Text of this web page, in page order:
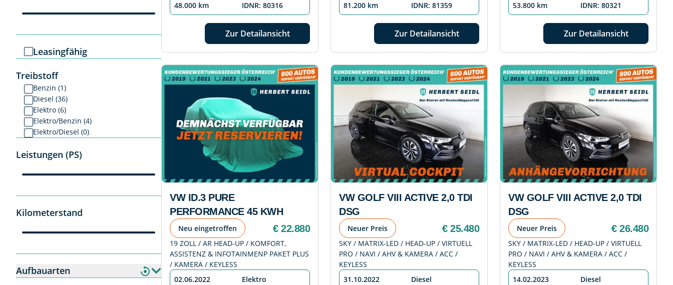
Leasingfähig
Treibstoff
Benzin (1)
Diesel (36)
Elektro (6)
Elektro/Benzin (4)
Elektro/Diesel (0)
Leistungen (PS)
Kilometerstand
Aufbauarten
48.000 km
IDNR: 80316
Zur Detailansicht
81.200 km
IDNR: 81359
Zur Detailansicht
53.800 km
IDNR: 80321
Zur Detailansicht
VW ID.3 PURE
PERFORMANCE 45 KWH
Neu eingetroffen € 22.880
19 ZOLL / AR HEAD-UP / KOMFORT,
ASSISTENZ & INFOTAINMENP PAKET PLUS
/ KAMERA / KEYLESS
02.06.2022
Elektro
VW GOLF VIII ACTIVE 2,0 TDI
DSG
Neuer Preis € 25.480
SKY / MATRIX-LED / HEAD-UP / VIRTUELL
PRO / NAVI / AHV & KAMERA / ACC /
KEYLESS
31.10.2022
Diesel
VW GOLF VIII ACTIVE 2,0 TDI
DSG
Neuer Preis € 26.480
SKY / MATRIX-LED / HEAD-UP / VIRTUELL
PRO / NAVI / AHV & KAMERA / ACC /
KEYLESS
14.02.2023
Diesel